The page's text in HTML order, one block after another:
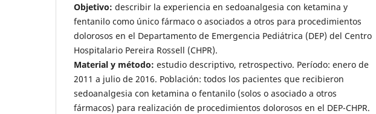
Objetivo: describir la experiencia en sedoanalgesia con ketamina y
fentanilo como único fármaco o asociados a otros para procedimientos
dolorosos en el Departamento de Emergencia Pediátrica (DEP) del Centro
Hospitalario Pereira Rossell (CHPR).
Material y método: estudio descriptivo, retrospectivo. Período: enero de
2011 a julio de 2016. Población: todos los pacientes que recibieron
sedoanalgesia con ketamina o fentanilo (solos o asociado a otros
fármacos) para realización de procedimientos dolorosos en el DEP-CHPR.